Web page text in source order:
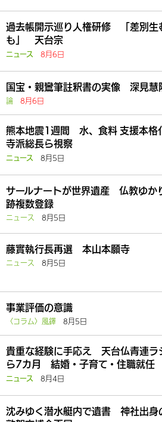
過去帳開示巡り人権研修 「差別生
も」 天台宗
ニュース 8月6日
国宝・親鸞筆註釈書の実像 深見慧
論 8月6日
熊本地震1週間 水、食料 支援本
寺派総長ら視察
ニュース 8月5日
サールナートが世界遺産 仏教ゆか
跡複数登録
ニュース 8月5日
藤實執行長再選 本山本願寺
ニュース 8月5日
事業評価の意識
〈コラム〉風鐸 8月5日
貴重な経験に手応え 天台仏青連
ら7カ月 結婚・子育て・住職就任
ニュース 8月4日
沈みゆく潜水艇内で遺書 神社出